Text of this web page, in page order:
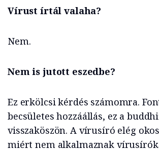
Vírust írtál valaha?
Nem.
Nem is jutott eszedbe?
Ez erkölcsi kérdés számomra.
becsületes hozzáállás, ez a
visszaköszön. A vírusíró elég
miért nem alkalmaznak